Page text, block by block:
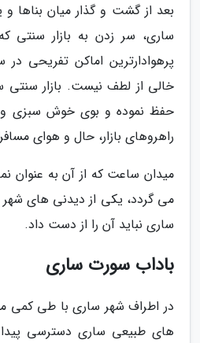
بعد از گشت و گذار میان بناها و
ساری، سر زدن به بازار سنتی
پرهوادارترین اماکن تفریحی
خالی از لطف نیست. بازار
حفظ نموده و بوی خوش سبزی و
راهروهای بازار، حال و هوای
میدان ساعت که از آن به عنوان
می گردد، یکی از دیدنی های
ساری نباید آن را از دست داد.
باداب سورت ساری
در اطراف شهر ساری با طی کمی
های طبیعی ساری دسترسی